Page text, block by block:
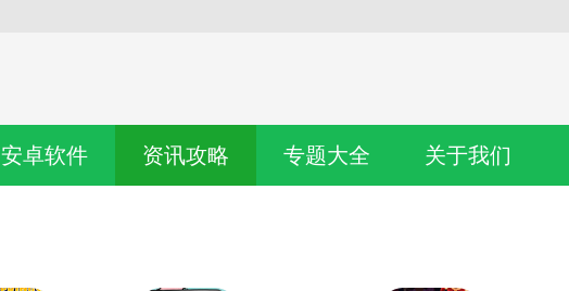
安卓软件 资讯攻略 专题大全 关于我们